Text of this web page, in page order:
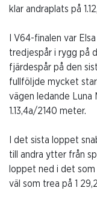
klar andraplats på
I V64-finalen var
tredjespår i rygg på
fjärdespår på den
fullföljde mycket
vägen ledande Luna
1.13,4a/2140 meter.
I det sista loppet
till andra ytter från
loppet ned i det
väl som trea på 1